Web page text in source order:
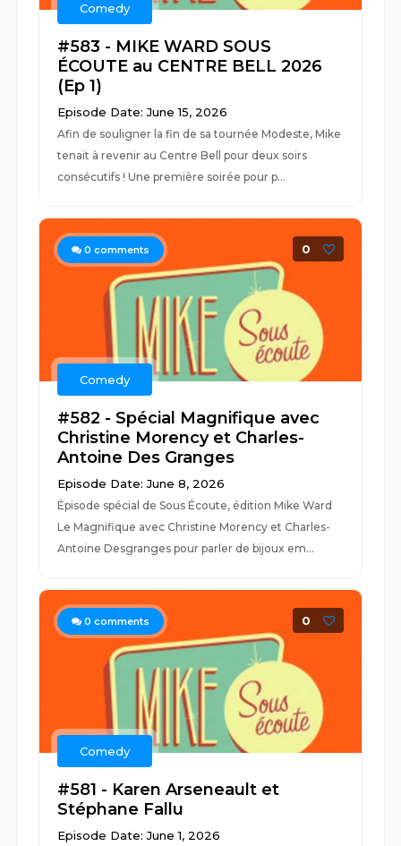
Comedy
#583 - MIKE WARD SOUS
ÉCOUTE au CENTRE BELL 2026
(Ep 1)
Episode Date: June 15, 2026
Afin de souligner la fin de sa tournée Modeste, Mike
tenait à revenir au Centre Bell pour deux soirs
consécutifs ! Une première soirée pour p...
0 comments 0
Comedy
#582 - Spécial Magnifique avec
Christine Morency et Charles-
Antoine Des Granges
Episode Date: June 8, 2026
Épisode spécial de Sous Écoute, édition Mike Ward
Le Magnifique avec Christine Morency et Charles-
Antoine Desgranges pour parler de bijoux em...
0 comments 0
Comedy
#581 - Karen Arseneault et
Stéphane Fallu
Episode Date: June 1, 2026